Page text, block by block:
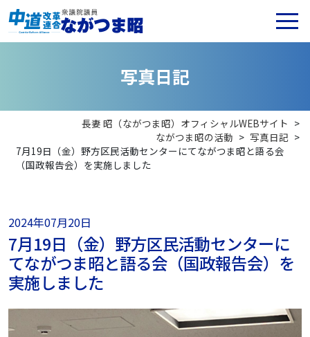
写真日記
長妻 昭（ながつま昭）オフィシャルWEBサイト >
ながつま昭の活動 > 写真日記 >
7月19日（金）野方区民活動センターにてながつま昭と語る会
（国政報告会）を実施しました
2024年07月20日
7月19日（金）野方区民活動センターに
てながつま昭と語る会（国政報告会）を
実施しました